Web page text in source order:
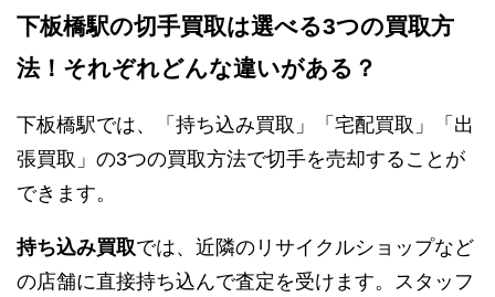
下板橋駅の切手買取は選べる3つの買取方
法！それぞれどんな違いがある？
下板橋駅では、「持ち込み買取」「宅配買取」「出
張買取」の3つの買取方法で切手を売却することが
できます。
持ち込み買取では、近隣のリサイクルショップなど
の店舗に直接持ち込んで査定を受けます。スタッフ